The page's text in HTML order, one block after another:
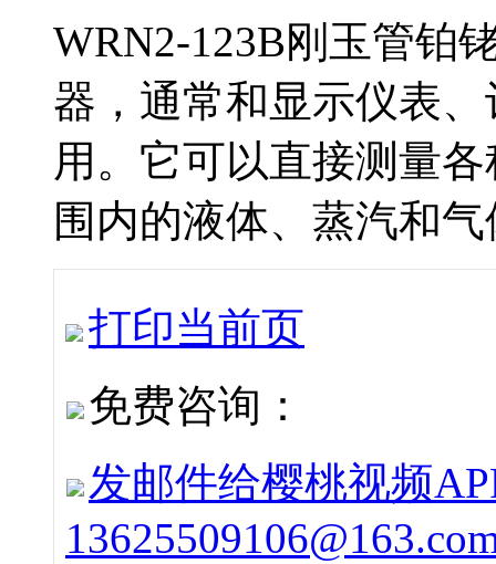
WRN2-123B刚玉管铂
器，通常和显示仪表
用。它可以直接测
围内的液体、蒸汽
打印当前页
免费咨询：
发邮件给樱桃视频APP